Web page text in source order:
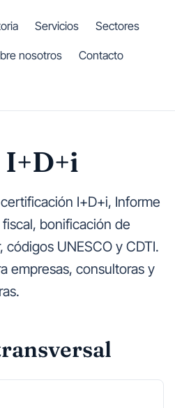
Servicios Sectores
nosotros Contacto
I+D+i, Informe
bonificación de
UNESCO y CDTI.
empresas, consultoras y